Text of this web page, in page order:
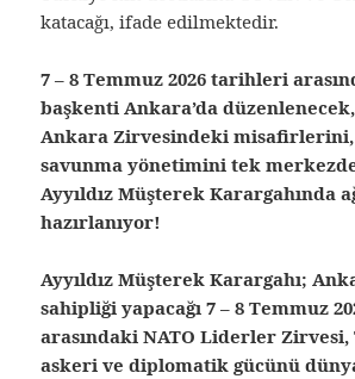
katacağı, ifade edilmektedir.
7 – 8 Temmuz 2026 tarihleri
başkenti Ankara’da düzenlenecek,
Ankara Zirvesindeki misafirlerini,
savunma yönetimini tek
Ayyıldız Müşterek Karargahında
hazırlanıyor!
Ayyıldız Müşterek Karargahı;
sahipliği yapacağı 7 – 8 Temmuz
arasındaki NATO Liderler Zirvesi,
askeri ve diplomatik gücünü